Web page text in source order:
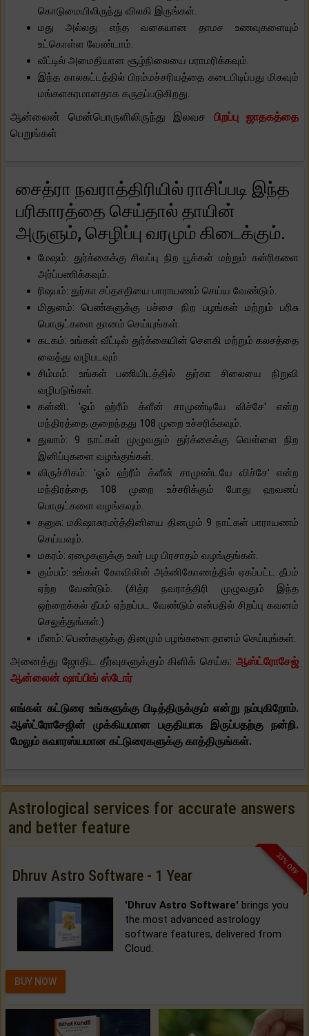
கொடுமையிலிருந்து விலகி இருங்கள்.
மது அல்லது எந்த வகையான தாமச உணவுகளையும்
உட்கொள்ள வேண்டாம்.
வீட்டில் அமைதியான சூழ்நிலையை பராமரிக்கவும்.
இந்த காலகட்டத்தில் பிரம்மச்சரியத்தை கடைபிடிப்பது மிகவும்
மங்களகரமானதாக கருதப்படுகிறது.
ஆன்லைன் மென்பொருளிலிருந்து இலவச பிறப்பு ஜாதகத்தை
பெறுங்கள்
சைத்ரா நவராத்திரியில் ராசிப்படி இந்த
பரிகாரத்தை செய்தால் தாயின்
அருளும், செழிப்பு வரமும் கிடைக்கும்.
மேஷம்: துர்க்கைக்கு சிவப்பு நிற பூக்கள் மற்றும் சுன்ரிகளை
அர்ப்பணிக்கவும்.
ரிஷபம்: துர்கா சப்தசதியை பாராயணம் செய்ய வேண்டும்.
மிதுனம்: பெண்களுக்கு பச்சை நிற பழங்கள் மற்றும் பரிசு
பொருட்களை தானம் செய்யுங்கள்.
கடகம்: உங்கள் வீட்டில் துர்க்கையின் சௌகி மற்றும் கலசத்தை
வைத்து வழிபடவும்.
சிம்மம்: உங்கள் பணியிடத்தில் துர்கா சிலையை நிறுவி
வழிபடுங்கள்.
கன்னி: 'ஓம் ஹ்ரீம் க்ளீன் சாமுண்டியே விச்சே' என்ற
மந்திரத்தை குறைந்தது 108 முறை உச்சரிக்கவும்.
துலாம்: 9 நாட்கள் முழுவதும் துர்க்கைக்கு வெள்ளை நிற
இனிப்புகளை வழங்குங்கள்.
விருச்சிகம்: 'ஓம் ஹ்ரீம் க்ளீன் சாமுண்டயே விச்சே' என்ற
மந்திரத்தை 108 முறை உச்சரிக்கும் போது ஹவனப்
பொருட்களை வழங்கவும்.
தனுசு: மகிஷாசுரமர்த்தினியை தினமும் 9 நாட்கள் பாராயணம்
செய்யவும்.
மகரம்: ஏழைகளுக்கு உலர் பழ பிரசாதம் வழங்குங்கள்.
கும்பம்: உங்கள் கோவிலின் அக்னிகோணத்தில் ஏகப்பட்ட தீபம்
ஏற்ற வேண்டும். (சித்ர நவராத்திரி முழுவதும் இந்த
ஒற்றைக்கல் தீபம் ஏற்றப்பட வேண்டும் என்பதில் சிறப்பு கவனம்
செலுத்துங்கள்.)
மீனம்: பெண்களுக்கு தினமும் பழங்களை தானம் செய்யுங்கள்.
அனைத்து ஜோதிட தீர்வுகளுக்கும் கிளிக் செய்க: ஆஸ்ட்ரோசேஜ்
ஆன்லைன் ஷாப்பிங் ஸ்டோர்
எங்கள் கட்டுரை உங்களுக்கு பிடித்திருக்கும் என்று நம்புகிறோம்.
ஆஸ்ட்ரோசேஜின் முக்கியமான பகுதியாக இருப்பதற்கு நன்றி.
மேலும் சுவாரஸ்யமான கட்டுரைகளுக்கு காத்திருங்கள்.
Astrological services for accurate answers
and better feature
33% OFF
Dhruv Astro Software - 1 Year
'Dhruv Astro Software' brings you
the most advanced astrology
software features, delivered from
Cloud.
BUY NOW